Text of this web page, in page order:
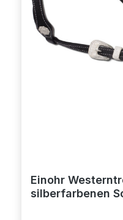
Einohr
silberfarbenen